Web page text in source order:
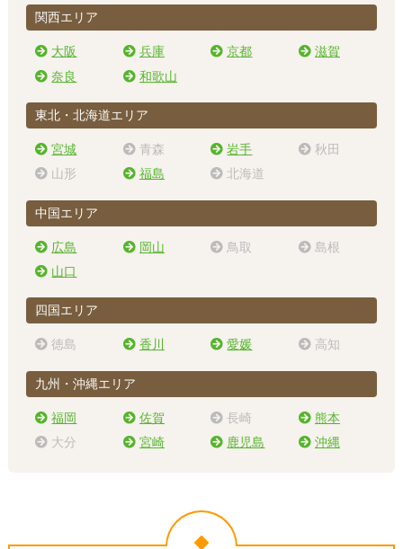
関西エリア
大阪 兵庫 京都
滋賀
奈良
和歌山
東北・北海道エリア
宮城 青森 岩手
秋田
山形
福島 北海道
中国エリア
広島 岡山 鳥取
島根
山口
四国エリア
徳島 香川 愛媛 高知
九州・沖縄エリア
福岡 佐賀 長崎
熊本
大分
宮崎 鹿児島 沖縄